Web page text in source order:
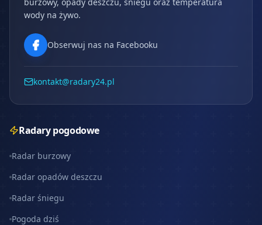
wody na żywo.
Obserwuj nas na Facebooku
kontakt@radary24.pl
Radary pogodowe
Radar burzowy
Radar opadów deszczu
Radar śniegu
Pogoda dziś